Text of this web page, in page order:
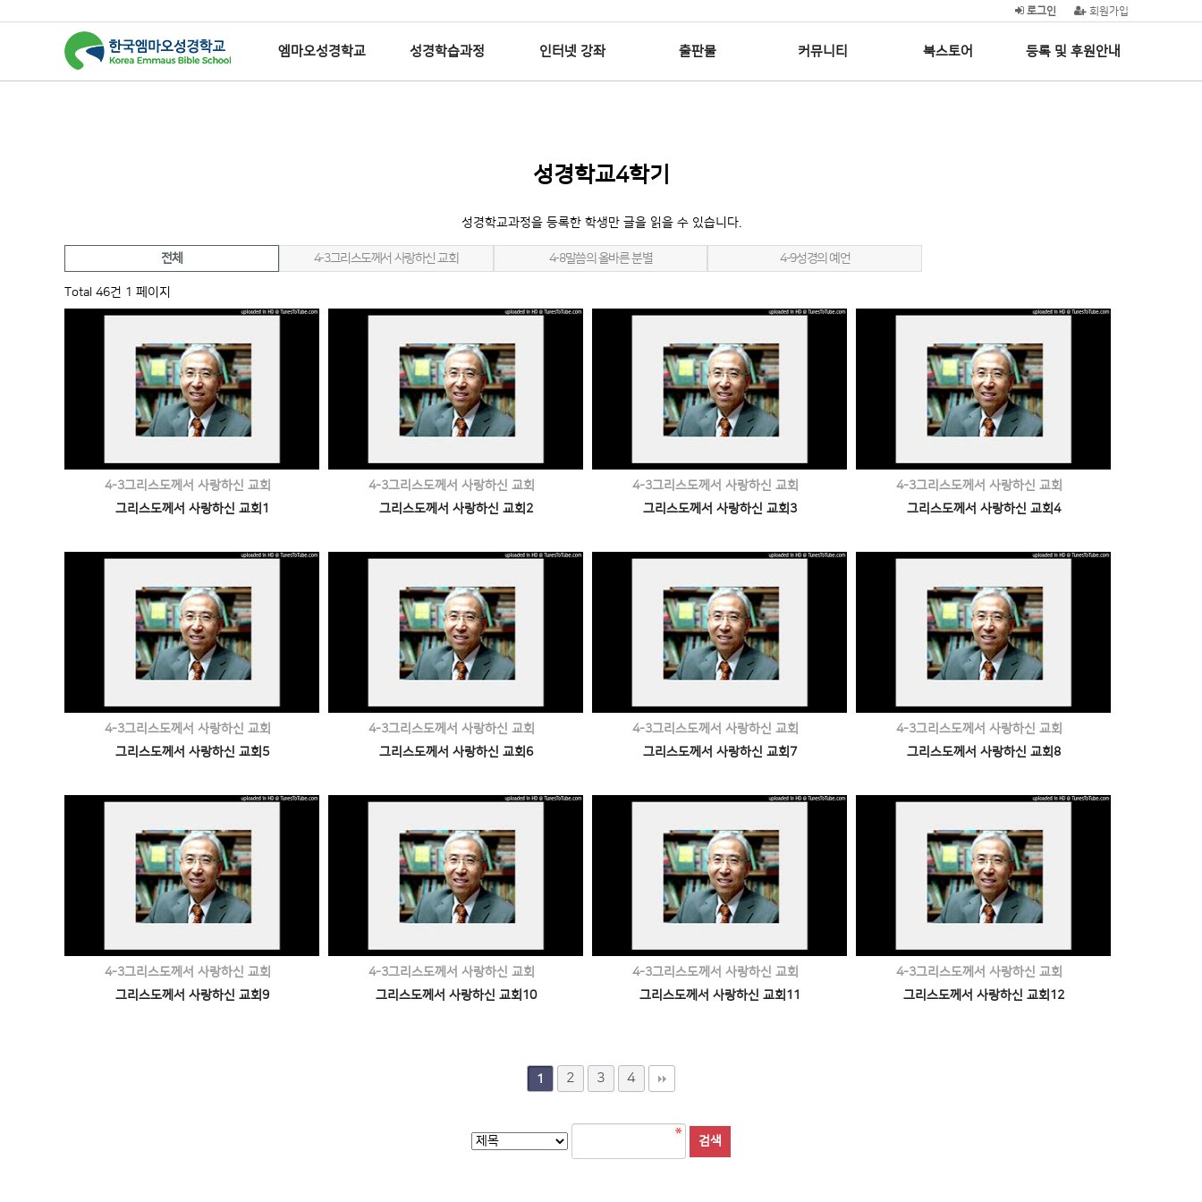
회원가입
로그인
엠마오성경학교 성경학습과정
하위분류
인터넷 강좌
하위분류
출판물
하위분류
커뮤니티
하위분류
북스토어
하위분류
등록 및 후원안내
하위분류
성경학교4학기
성경학교과정을 등록한 학생만 글을 읽을 수 있습니다.
전체 4-3그리스도께서 사랑하신 교회 4-8말씀의 올바른 분별 4-9성경의 예언
Total 46건 1 페이지
4-3그리스도께서 사랑하신 교회
그리스도께서 사랑하신 교회1
4-3그리스도께서 사랑하신 교회
그리스도께서 사랑하신 교회2
4-3그리스도께서 사랑하신 교회
그리스도께서 사랑하신 교회3
4-3그리스도께서 사랑하신 교회
그리스도께서 사랑하신 교회4
4-3그리스도께서 사랑하신 교회
그리스도께서 사랑하신 교회5
4-3그리스도께서 사랑하신 교회
그리스도께서 사랑하신 교회6
4-3그리스도께서 사랑하신 교회
그리스도께서 사랑하신 교회7
4-3그리스도께서 사랑하신 교회
그리스도께서 사랑하신 교회8
4-3그리스도께서 사랑하신 교회
그리스도께서 사랑하신 교회9
4-3그리스도께서 사랑하신 교회
그리스도께서 사랑하신 교회10
4-3그리스도께서 사랑하신 교회
그리스도께서 사랑하신 교회11
4-3그리스도께서 사랑하신 교회
그리스도께서 사랑하신 교회12
1 2 3 4